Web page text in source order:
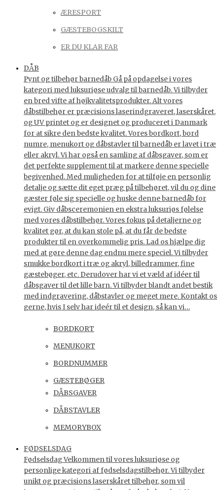
ÆRESPORT
GÆSTEBOGSKILT
ER DU KLAR FAR
DÅB
Pynt og tilbehør barnedåb Gå på opdagelse i vores
kategori med luksuriøse udvalg til barnedåb. Vi tilbyder
en bred vifte af højkvalitetsprodukter. Alt vores
dåbstilbehør er præcisions laserindgraveret, laserskåret,
og UV printet og er designet og produceret i Danmark
for at sikre den bedste kvalitet. Vores bordkort, bord
numre, menukort og dåbstavler til barnedåb er lavet i træ
eller akryl. Vi har også en samling af dåbsgaver, som er
det perfekte supplement til at markere denne specielle
begivenhed. Med muligheden for at tilføje en personlig
detalje og sætte dit eget præg på tilbehøret, vil du og dine
gæster føle sig specielle og huske denne barnedåb for
evigt. Giv dåbsceremonien en ekstra luksuriøs følelse
med vores dåbstilbehør. Vores fokus på detaljerne og
kvalitet gør, at du kan stole på, at du får de bedste
produkter til en overkommelig pris. Lad os hjælpe dig
med at gøre denne dag endnu mere speciel. Vi tilbyder
smukke bordkort i træ og akryl, billedrammer, fine
gæstebøger, etc. Derudover har vi et væld af idéer til
dåbsgaver til det lille barn. Vi tilbyder blandt andet bestik
med indgravering, dåbstavler og meget mere. Kontakt os
gerne, hvis I selv har ideér til et design, så kan vi…
BORDKORT
MENUKORT
BORDNUMMER
GÆSTEBØGER
DÅBSGAVER
DÅBSTAVLER
MEMORYBOX
FØDSELSDAG
Fødselsdag Velkommen til vores luksuriøse og
personlige kategori af fødselsdagstilbehør. Vi tilbyder
unikt og præcisions laserskåret tilbehør, som vil